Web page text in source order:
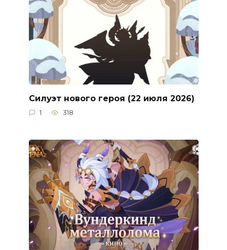
Силуэт нового героя (22 июля 2026)
1 318